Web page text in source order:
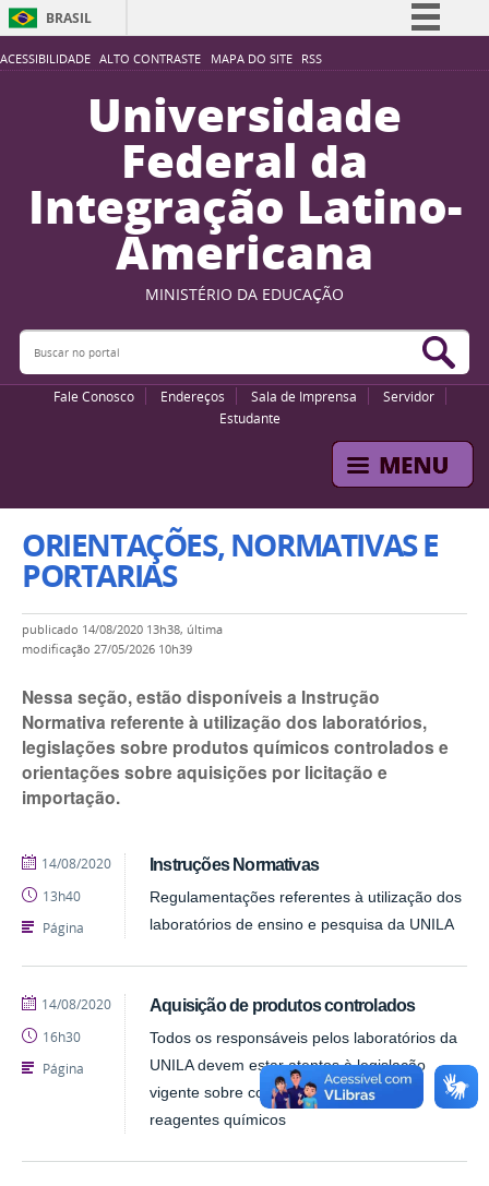
ACESSIBILIDADE ALTO CONTRASTE MAPA DO SITE RSS
BRASIL
Simplifique!
Participe
Acesso à informação
Legislação
Canais
Universidade
Federal da
Integração Latino-
Americana
MINISTÉRIO DA EDUCAÇÃO
Buscar no portal
Fale Conosco Endereços Sala de Imprensa
Servidor
Estudante
ORIENTAÇÕES, NORMATIVAS E
PORTARIAS
publicado 14/08/2020 13h38, última
modificação 27/05/2026 10h39
Nessa seção, estão disponíveis a Instrução
Normativa referente à utilização dos laboratórios,
legislações sobre produtos químicos controlados e
orientações sobre aquisições por licitação e
importação.
Instruções Normativas
Regulamentações referentes à utilização dos
laboratórios de ensino e pesquisa da UNILA
publicado
14/08/2020
13h40
Página
Aquisição de produtos controlados
Todos os responsáveis pelos laboratórios da
UNILA devem estar atentos à legislação
vigente sobre controle de estoques de
reagentes químicos
publicado
14/08/2020
16h30
Página